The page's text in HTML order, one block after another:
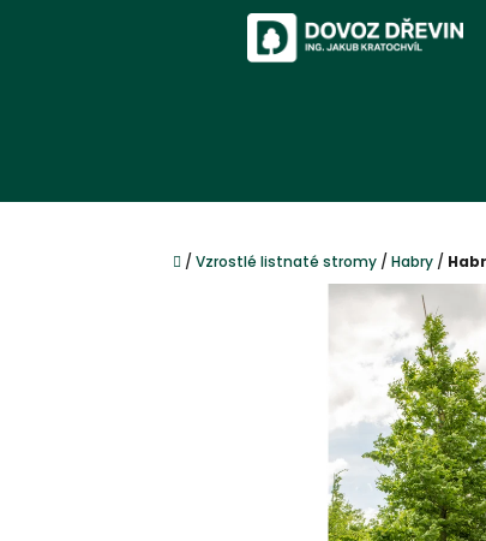
Domů
/ Vzrostlé listnaté stromy / Habry /